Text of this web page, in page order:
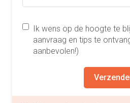
Ik wens op de hoogte te
aanvraag en tips te
aanbevolen!)